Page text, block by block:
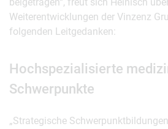
Weiterentwicklungen der Vinzenz
folgenden Leitgedanken:
Hochspezialisierte
Schwerpunkte
„Strategische